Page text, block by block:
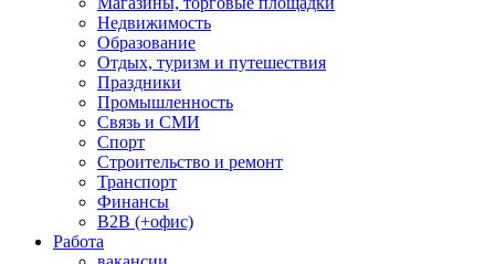
Недвижимость
Образование
Отдых, туризм и путешествия
Праздники
Промышленность
Связь и СМИ
Спорт
Строительство и ремонт
Транспорт
Финансы
B2B (+офис)
Работа